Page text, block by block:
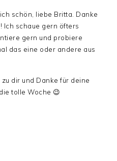
schön, liebe Britta. Danke
Ich schaue gern öfters
gern und probiere
das eine oder andere aus
dir und Danke für deine
tolle Woche 😉